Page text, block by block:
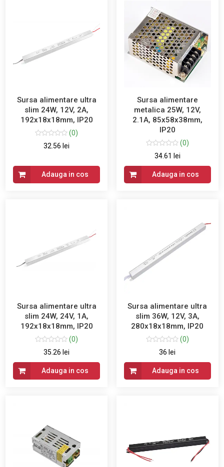
Sursa alimentare ultra
slim 24W, 12V, 2A,
192x18x18mm, IP20
(0)
32.56 lei
Adauga in cos
Sursa alimentare
metalica 25W, 12V,
2.1A, 85x58x38mm,
IP20
(0)
34.61 lei
Adauga in cos
Sursa alimentare ultra
slim 24W, 24V, 1A,
192x18x18mm, IP20
(0)
35.26 lei
Adauga in cos
Sursa alimentare ultra
slim 36W, 12V, 3A,
280x18x18mm, IP20
(0)
36 lei
Adauga in cos